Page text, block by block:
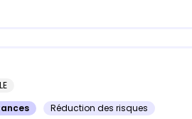
Réduction des risques